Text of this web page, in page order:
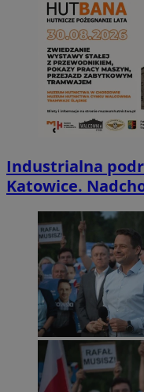
Industrialna
Katowice.